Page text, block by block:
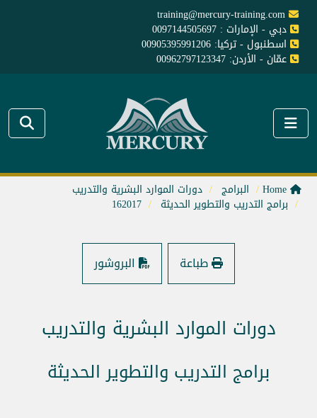
training@mercury-training.com
دبي - الإمارات : 0097144505697
اسطنبول - تركيا: 00905395991206
عمّان - الأردن: 00962797123347
البرامج دورات الموارد البشرية والتدريب
برامج التدريب والتطوير الحديثة 162017
طباعة البروشور
دورات الموارد البشرية والتدريب
برامج التدريب والتطوير الحديثة